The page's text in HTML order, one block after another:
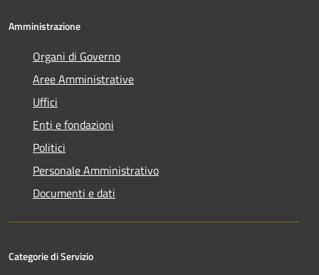
Amministrazione
Organi di Governo
Aree Amministrative
Uffici
Enti e fondazioni
Politici
Personale Amministrativo
Documenti e dati
Categorie di Servizio